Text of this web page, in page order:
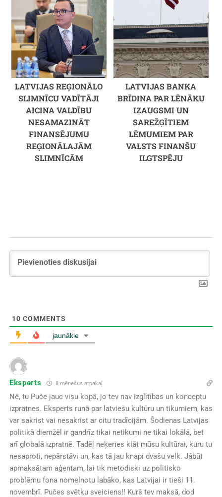
LATVIJAS REĢIONĀLO
SLIMNĪCU VADĪTĀJI
AICINA VALDĪBU
NESAMAZINĀT
FINANSĒJUMU
REĢIONĀLAJĀM
SLIMNĪCĀM
LATVIJAS BANKA
BRĪDINA PAR LĒNĀKU
IZAUGSMI UN
SAREŽĢĪTIEM
LĒMUMIEM PAR
VALSTS FINANŠU
ILGTSPĒJU
10 COMMENTS
jaunākie
Eksperts 8 mēnešus atpakaļ
Nē, tu Puče jauc visu kopā, jo tev nav izglītības un konceptu
izpratnes. Eksperts runā par latviešu kultūru un tikumiem, kas
var sakrist vai nesakrist ar citu tradīcijām. Šodienas Latvijas
politikā diemžēl ir gandrīz tikai netikumi ne tikai lokālā, bet
arī globalā izpratnē. Tadēļ neķeries klāt mūsu kultūrai, kuru tu
nesaproti, nepārstāvi un, kas tā jau knapi dvašu velk. Jābūt
apmaksātam aģentam, lai tik metodiski uz politisko
problēmu fona nomelnotu labāko, kas Latvijai ir tieši 11.
novembrī. Pučes svētku sveiciens!! Kurš tev maksā, dod